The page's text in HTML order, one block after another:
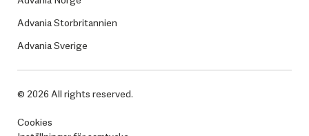
Advania Storbritannien
Advania Sverige
© 2026 All rights reserved.
Cookies